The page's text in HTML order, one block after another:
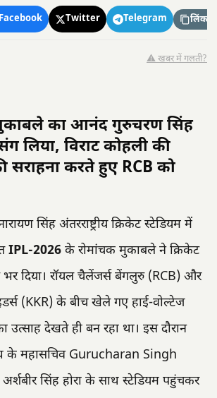
Facebook Twitter Telegram लिंक
⚠️ खबर में गलती?
का आनंद गुरुचरण सिंह
लिया, विराट कोहली की
सराहना करते हुए RCB को
सिंह अंतरराष्ट्रीय क्रिकेट स्टेडियम में
IPL-2026 के रोमांचक मुकाबले ने क्रिकेट
भर दिया। रॉयल चैलेंजर्स बेंगलुरु (RCB) और
(KKR) के बीच खेले गए हाई-वोल्टेज
उत्साह देखते ही बन रहा था। इस दौरान
के महासचिव Gurucharan Singh
सिंह होरा के साथ स्टेडियम पहुंचकर